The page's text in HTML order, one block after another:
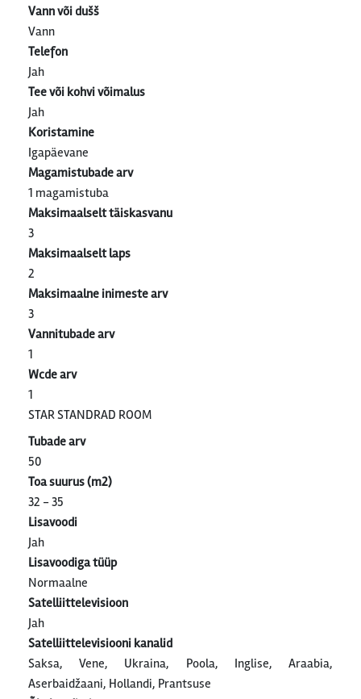
Vann või dušš
Vann
Telefon
Jah
Tee või kohvi võimalus
Jah
Koristamine
Igapäevane
Magamistubade arv
1 magamistuba
Maksimaalselt täiskasvanu
3
Maksimaalselt laps
2
Maksimaalne inimeste arv
3
Vannitubade arv
1
Wcde arv
1
STAR STANDRAD ROOM
Tubade arv
50
Toa suurus (m2)
32 - 35
Lisavoodi
Jah
Lisavoodiga tüüp
Normaalne
Satelliittelevisioon
Jah
Satelliittelevisiooni kanalid
Saksa, Vene, Ukraina, Poola, Inglise, Araabia,
Aserbaidžaani, Hollandi, Prantsuse